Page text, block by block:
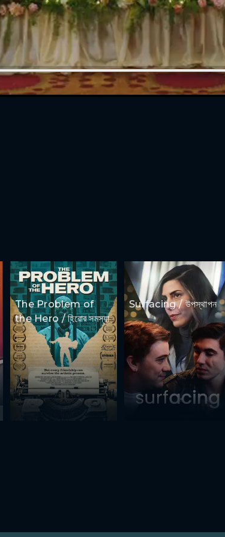
The Problem of
the Hero / হিরোর সমস্যা
Surfacing / উপস্থাপন